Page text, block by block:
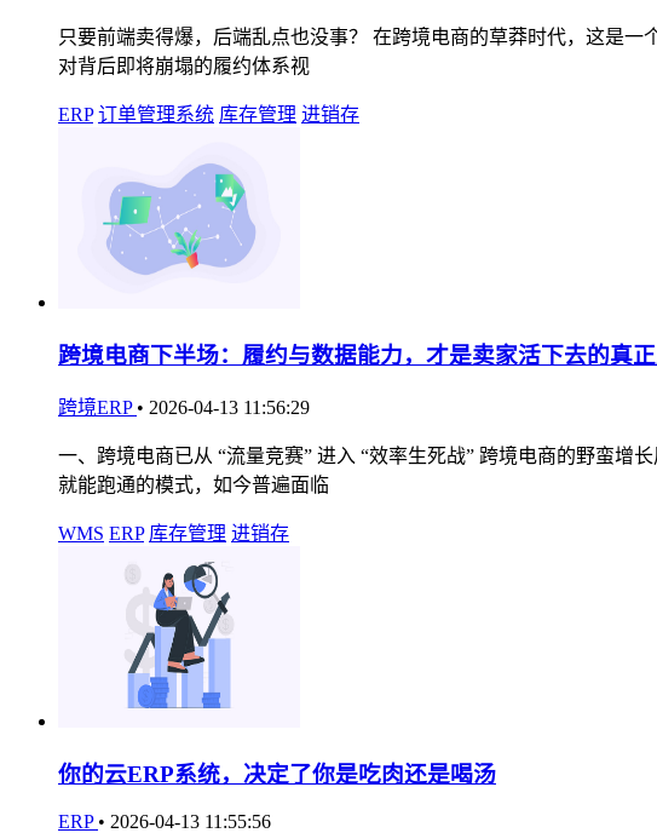
只要前端卖得爆，后端乱点也没事？ 在跨境电商的草莽时代，这是
对背后即将崩塌的履约体系视
ERP 订单管理系统 库存管理 进销存
跨境电商下半场：履约与数据能力，才是卖家活下去的真
跨境ERP • 2026-04-13 11:56:29
一、跨境电商已从 “流量竞赛” 进入 “效率生死战” 跨境电商的野蛮
就能跑通的模式，如今普遍面临
WMS ERP 库存管理 进销存
你的云ERP系统，决定了你是吃肉还是喝汤
ERP • 2026-04-13 11:55:56